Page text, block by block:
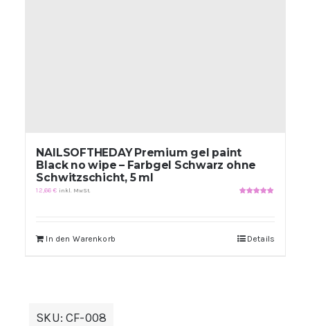
NAILSOFTHEDAY Premium gel paint
Black no wipe – Farbgel Schwarz ohne
Schwitzschicht, 5 ml
12,66€ inkl. MwSt.
In den Warenkorb Details
SKU:CF-008